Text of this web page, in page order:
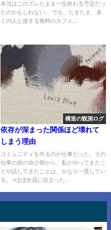
本当はこのズレたまま一生終わる予定だっ
たのかもしれない。 でも、たまたま、多
くの人と接する無料のカフェ...
構造の観測ログ
依存が深まった関係ほど壊れて
しまう理由
コミュニティを作るのが仕事だった。その
仕事の前の幼少期から、私がやってきたこ
とや話してきたことは、かなり一貫してい
る。 •ほぼ全員に役立った...